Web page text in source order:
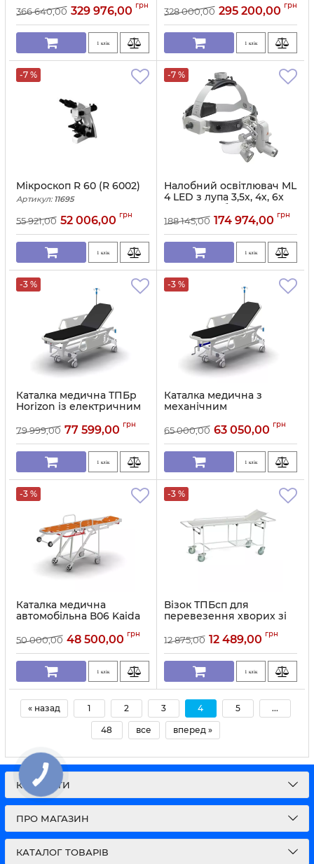
ВН-70Р 3-Part-Diff
Артикул: 11697
366 640,00 329 976,00 грн
1 клік
ВН-40Р 3-Part-Diff
Артикул: 11696
328 000,00 295 200,00 грн
1 клік
-7 %
Мікроскоп R 60 (R 6002)
Артикул: 11695
55 921,00 52 006,00 грн
1 клік
-7 %
Налобний освітлювач ML
4 LED з лупа 3,5х, 4х, 6х
(зарядний блок на поясі)
Heine
Артикул: 11694
188 145,00 174 974,00 грн
1 клік
-3 %
Каталка медична ТПБр
Horizon із електричним
висоти
Артикул: 11693
79 999,00 77 599,00 грн
1 клік
-3 %
Каталка медична з
механічним
ТПБр Horizon
Артикул: 11692
65 000,00 63 050,00 грн
1 клік
-3 %
Каталка медична
автомобільна В06 Kaida
50 000,00 48 500,00 грн
1 клік
-3 %
Візок ТПБсп для
перевезення хворих зі
Артикул: 11690
12 875,00 12 489,00 грн
1 клік
« назад 1 2 3 4 5 ...
48 все вперед »
КОНТАКТИ
ПРО МАГАЗИН
КАТАЛОГ ТОВАРІВ